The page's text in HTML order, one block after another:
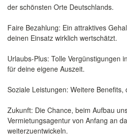
der schönsten Orte Deutschlands.
Faire Bezahlung: Ein attraktives
deinen Einsatz wirklich wertschätzt.
Urlaubs-Plus: Tolle Vergünstigungen
für deine eigene Auszeit.
Soziale Leistungen: Weitere
Zukunft: Die Chance, beim Aufbau
Vermietungsagentur von Anfang an
weiterzuentwickeln.